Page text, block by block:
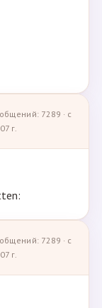
7289 · с
г.
7289 · с
г.